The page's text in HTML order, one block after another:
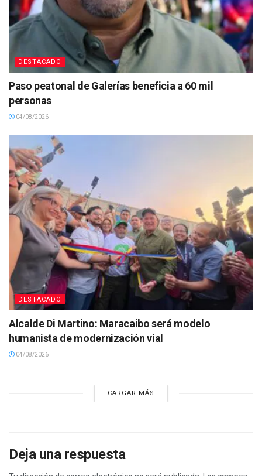
DESTACADO
Paso peatonal de Galerías beneficia a 60 mil
personas
04/08/2026
DESTACADO
Alcalde Di Martino: Maracaibo será modelo
humanista de modernización vial
04/08/2026
CARGAR MÁS
Deja una respuesta